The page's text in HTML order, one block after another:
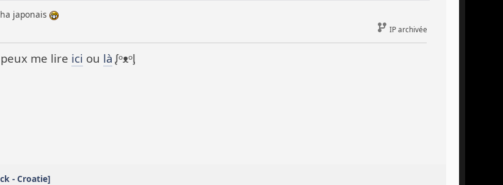
japonais
IP archivée
peux me lire ici ou là ᶘᵒᴥᵒᶅ
- Croatie]